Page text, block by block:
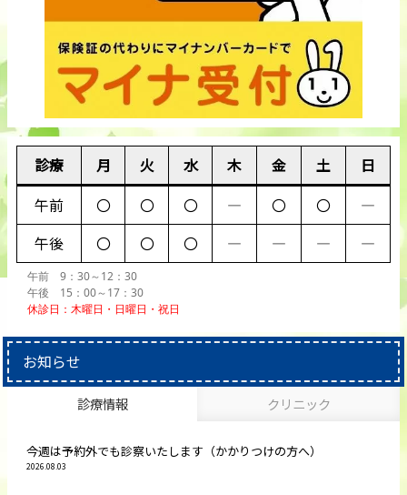
診療 月 火 水 木 金 土
日
午前
〇 〇 〇 ― 〇 〇
―
午後
〇 〇 〇 ― ― ― ―
午前 9：30～12：30
午後 15：00～17：30
休診日：木曜日・日曜日・祝日
お知らせ
診療情報 クリニック
今週は予約外でも診察いたします（かかりつけの方へ）
2026.08.03